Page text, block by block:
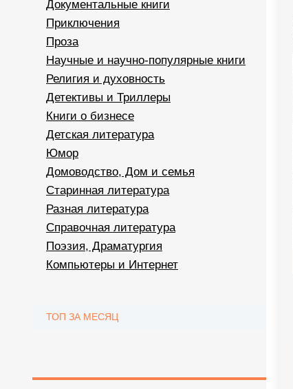
Документальные книги
Приключения
Проза
Научные и научно-популярные книги
Религия и духовность
Детективы и Триллеры
Книги о бизнесе
Детская литература
Юмор
Домоводство, Дом и семья
Старинная литература
Разная литература
Справочная литература
Поэзия, Драматургия
Компьютеры и Интернет
ТОП ЗА МЕСЯЦ